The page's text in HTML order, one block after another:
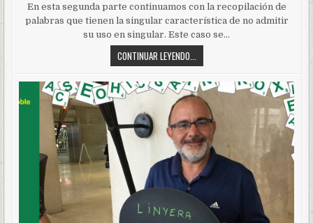
En esta segunda parte continuamos con la recopilación de
palabras que tienen la singular característica de no admitir
su uso en singular. Este caso se…
CONTINUAR LEYENDO...